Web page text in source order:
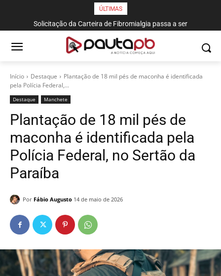
ÚLTIMAS
Solicitação da Carteira de Fibromialgia passa a ser
exclusivamente pelo aplicativo João Pessoa na Palma da Mão
Início Destaque
Plantação de 18 mil pés de maconha é identificada
pela Polícia Federal,...
Destaque Manchete
Plantação de 18 mil pés de
maconha é identificada pela
Polícia Federal, no Sertão da
Paraíba
Por Fábio Augusto 14 de maio de 2026